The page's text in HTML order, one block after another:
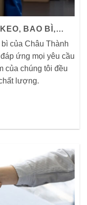
KEO, BAO BÌ,…
của Châu Thành
ứng mọi yêu cầu
của chúng tôi đều
lượng.